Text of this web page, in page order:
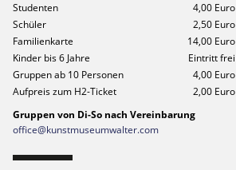
Studenten
4,00 Euro
Schüler
2,50 Euro
Familienkarte
14,00 Euro
Kinder bis 6 Jahre
Eintritt frei
Gruppen ab 10 Personen
4,00 Euro
Aufpreis zum H2-Ticket
2,00 Euro
Gruppen von Di-So nach Vereinbarung
office@kunstmuseumwalter.com